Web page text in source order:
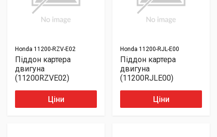
Honda 11200-RZV-E02
Піддон картера
двигуна
(11200RZVE02)
Ціни
Honda 11200-RJL-E00
Піддон картера
двигуна
(11200RJLE00)
Ціни